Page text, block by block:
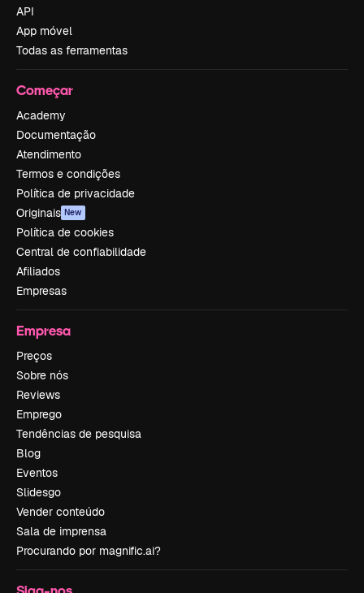
API
App móvel
Todas as ferramentas
Começar
Academy
Documentação
Atendimento
Termos e condições
Política de privacidade
Originais New
Política de cookies
Central de confiabilidade
Afiliados
Empresas
Empresa
Preços
Sobre nós
Reviews
Emprego
Tendências de pesquisa
Blog
Eventos
Slidesgo
Vender conteúdo
Sala de imprensa
Procurando por magnific.ai?